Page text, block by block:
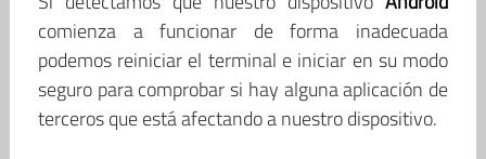
comienza a funcionar de forma inadecuada
podemos reiniciar el terminal e iniciar en su modo
seguro para comprobar si hay alguna aplicación de
terceros que está afectando a nuestro dispositivo.